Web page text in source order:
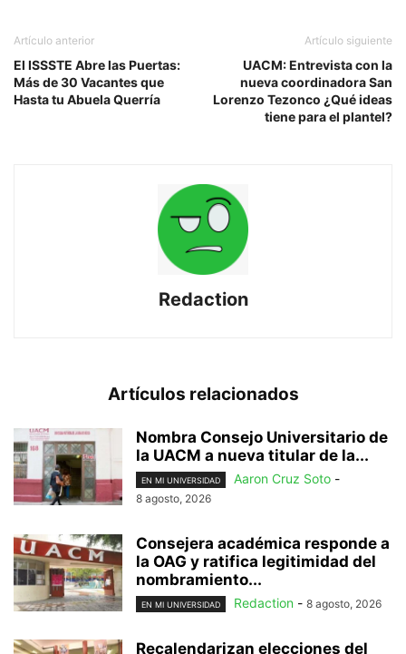
Artículo anterior
El ISSSTE Abre las Puertas:
Más de 30 Vacantes que
Hasta tu Abuela Querría
Artículo siguiente
UACM: Entrevista con la
nueva coordinadora San
Lorenzo Tezonco ¿Qué ideas
tiene para el plantel?
Redaction
Artículos relacionados
Nombra Consejo Universitario de
la UACM a nueva titular de la...
EN MI UNIVERSIDAD Aaron Cruz Soto -
8 agosto, 2026
Consejera académica responde a
la OAG y ratifica legitimidad del
nombramiento...
EN MI UNIVERSIDAD Redaction - 8 agosto, 2026
Recalendarizan elecciones del